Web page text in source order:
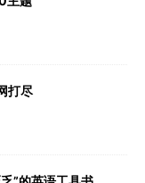
打尽